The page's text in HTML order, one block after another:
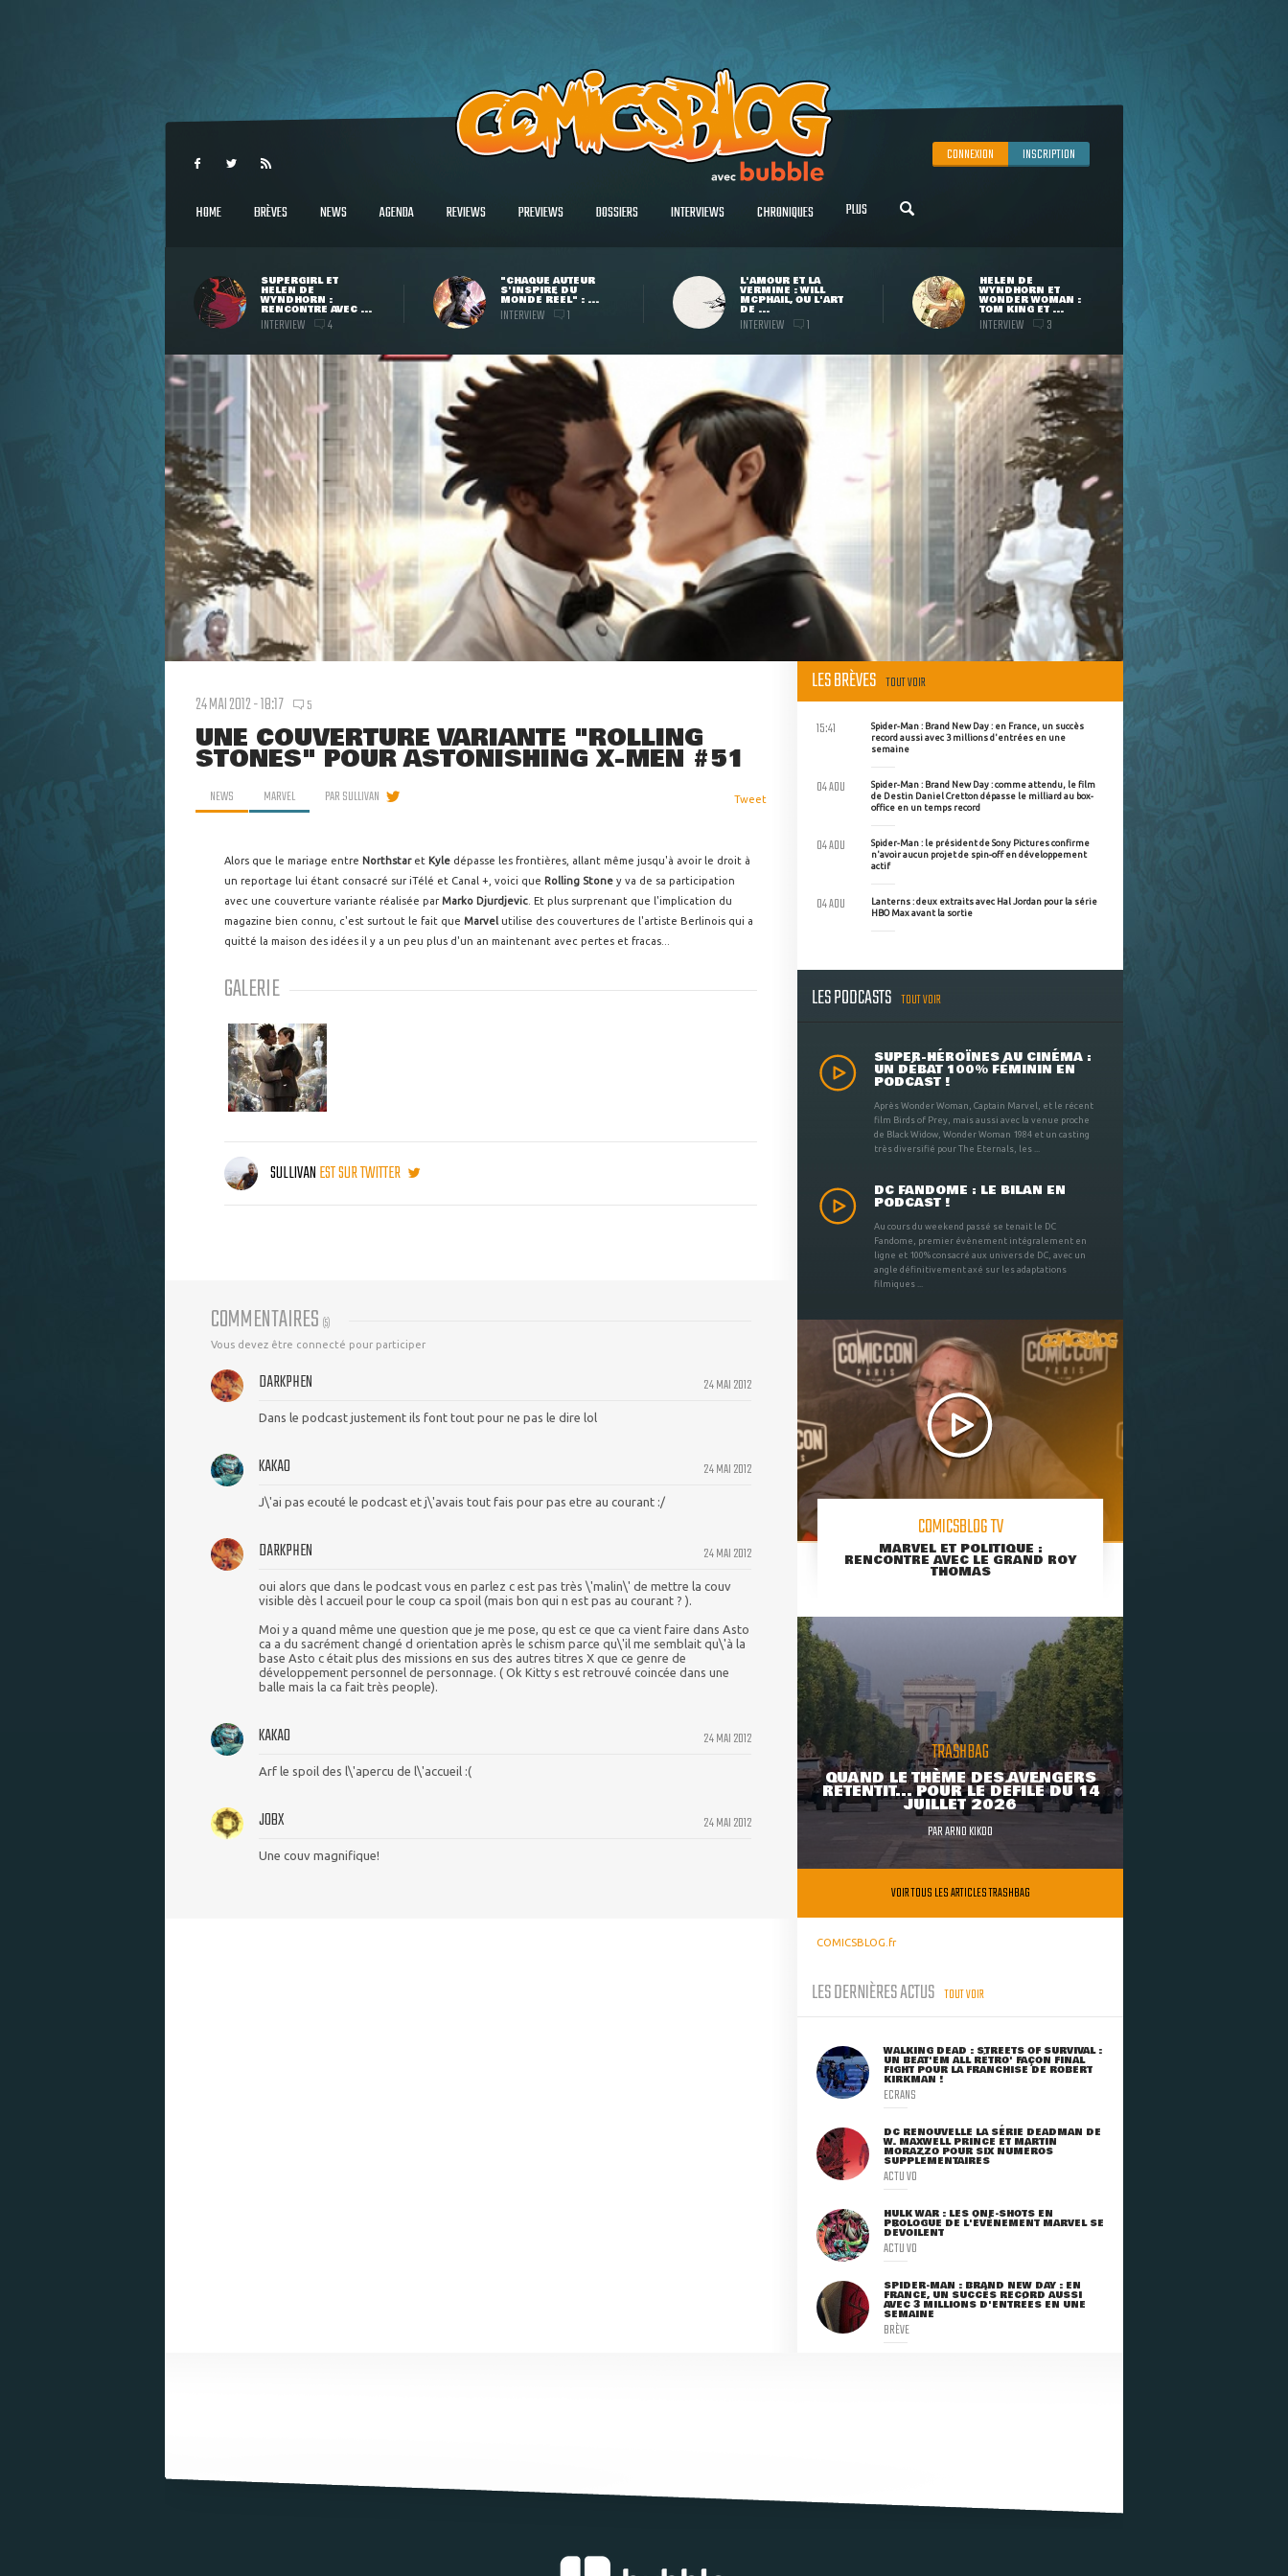
CONNEXION INSCRIPTION
HOME BRÈVES NEWS AGENDA REVIEWS PREVIEWS DOSSIERS INTERVIEWS CHRONIQUES PLUS
SUPERGIRL ET
HELEN DE
WYNDHORN :
RENCONTRE AVEC ...
INTERVIEW 4
"CHAQUE AUTEUR
S'INSPIRE DU
MONDE RÉEL" : ...
INTERVIEW 1
L'AMOUR ET LA
VERMINE : WILL
MCPHAIL, OU L'ART
DE ...
INTERVIEW 1
HELEN DE
WYNDHORN ET
WONDER WOMAN :
TOM KING ET ...
INTERVIEW 3
24 MAI 2012 - 18:17 5
UNE COUVERTURE VARIANTE "ROLLING
STONES" POUR ASTONISHING X-MEN #51
NEWS MARVEL PARSULLIVAN Tweet
Alors que le mariage entre Northstaret Kyle dépasse les frontières, allant même jusqu'à avoir le droit à
un reportage lui étant consacré sur iTélé et Canal +, voici que Rolling Stone y va de sa participation
avec une couverture variante réalisée parMarko Djurdjevic . Et plus surprenant que l'implication du
magazine bien connu, c'est surtout le fait que Marvel utilise des couvertures de l'artiste Berlinois qui a
quitté la maison des idées il y a un peu plus d'un an maintenant avec pertes et fracas...
GALERIE
SULLIVANEST SUR TWITTER
COMMENTAIRES (5)
Vous devez être connecté pour participer
24 MAI 2012
DARKPHEN
Dans le podcast justement ils font tout pour ne pas le dire lol
24 MAI 2012
KAKAO
J\'ai pas ecouté le podcast et j\'avais tout fais pour pas etre au courant :/
24 MAI 2012
DARKPHEN
oui alors que dans le podcast vous en parlez c est pas très \'malin\' de mettre la couv
visible dès l accueil pour le coup ca spoil (mais bon qui n est pas au courant ? ).
Moi y a quand même une question que je me pose, qu est ce que ca vient faire dans Asto
ca a du sacrément changé d orientation après le schism parce qu\'il me semblait qu\'à la
base Asto c était plus des missions en sus des autres titres X que ce genre de
développement personnel de personnage. ( Ok Kitty s est retrouvé coincée dans une
balle mais la ca fait très people).
24 MAI 2012
KAKAO
Arf le spoil des l\'apercu de l\'accueil :(
24 MAI 2012
JOBX
Une couv magnifique!
LES BRÈVES TOUT VOIR
Spider-Man : Brand New Day : en France, un succès
record aussi avec 3 millions d'entrées en une
semaine
15:41
Spider-Man : Brand New Day : comme attendu, le film
de Destin Daniel Cretton dépasse le milliard au box-
office en un temps record
04 AOU
Spider-Man : le président de Sony Pictures confirme
n'avoir aucun projet de spin-off en développement
actif
04 AOU
Lanterns : deux extraits avec Hal Jordan pour la série
HBO Max avant la sortie
04 AOU
LES PODCASTS TOUT VOIR
SUPER-HÉROÏNES AU CINÉMA :
UN DÉBAT 100% FÉMININ EN
PODCAST !
Après Wonder Woman, Captain Marvel, et le récent
film Birds of Prey, mais aussi avec la venue proche
de Black Widow, Wonder Woman 1984 et un casting
très diversifié pour The Eternals, les ...
DC FANDOME : LE BILAN EN
PODCAST !
Au cours du weekend passé se tenait le DC
Fandome, premier évènement intégralement en
ligne et 100% consacré aux univers de DC, avec un
angle définitivement axé sur les adaptations
filmiques ...
COMICSBLOG TV
MARVEL ET POLITIQUE :
RENCONTRE AVEC LE GRAND ROY
THOMAS
TRASHBAG
QUAND LE THÈME DES AVENGERS
RETENTIT... POUR LE DÉFILÉ DU 14
JUILLET 2026
PARARNO KIKOO
VOIR TOUS LES ARTICLES TRASHBAG
COMICSBLOG.fr
LES DERNIÈRES ACTUS TOUT VOIR
WALKING DEAD : STREETS OF SURVIVAL :
UN BEAT'EM ALL RÉTRO' FAÇON FINAL
FIGHT POUR LA FRANCHISE DE ROBERT
KIRKMAN !
ECRANS
DC RENOUVELLE LA SÉRIE DEADMAN DE
W. MAXWELL PRINCE ET MARTIN
MORAZZO POUR SIX NUMÉROS
SUPPLÉMENTAIRES
ACTU VO
HULK WAR : LES ONE-SHOTS EN
PROLOGUE DE L'ÉVÈNEMENT MARVEL SE
DÉVOILENT
ACTU VO
SPIDER-MAN : BRAND NEW DAY : EN
FRANCE, UN SUCCÈS RECORD AUSSI
AVEC 3 MILLIONS D'ENTRÉES EN UNE
SEMAINE
BRÈVE